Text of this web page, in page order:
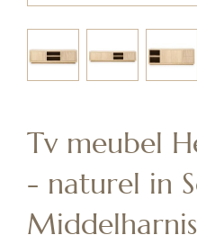
beginning
gallery
Tv meubel
- naturel in
Middelharnis